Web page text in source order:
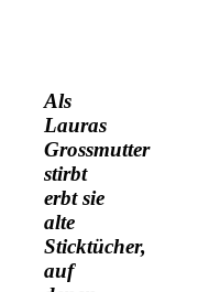
Als
Lauras
Grossmutter
stirbt
erbt sie
alte
Sticktücher,
auf